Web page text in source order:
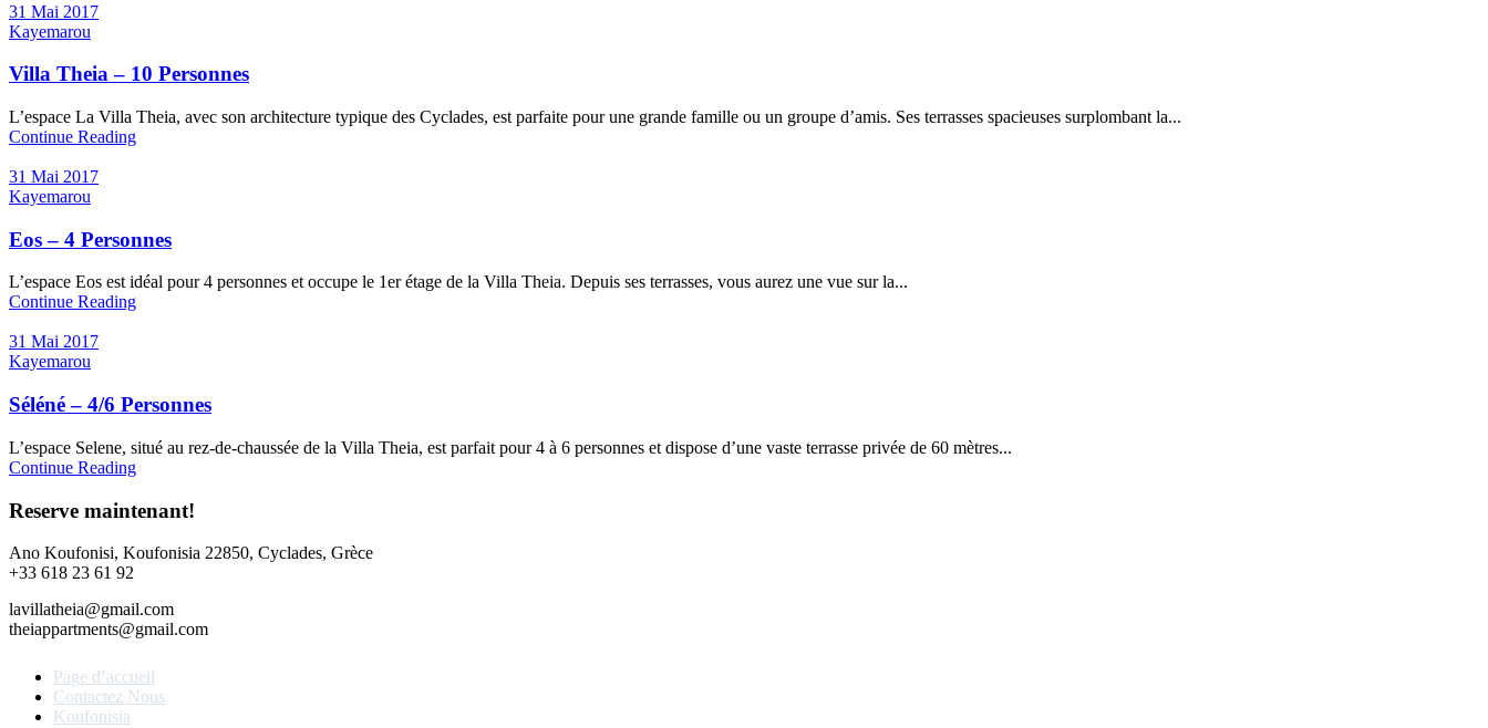
31 Mai 2017
Kayemarou
Villa Theia – 10 Personnes
L’espace La Villa Theia, avec son architecture typique des Cyclades, est parfaite pour une grande famille ou un groupe d’amis. Ses terrasses spacieuses surplombant la...
Continue Reading
31 Mai 2017
Kayemarou
Eos – 4 Personnes
L’espace Eos est idéal pour 4 personnes et occupe le 1er étage de la Villa Theia. Depuis ses terrasses, vous aurez une vue sur la...
Continue Reading
31 Mai 2017
Kayemarou
Séléné – 4/6 Personnes
L’espace Selene, situé au rez-de-chaussée de la Villa Theia, est parfait pour 4 à 6 personnes et dispose d’une vaste terrasse privée de 60 mètres...
Continue Reading
Reserve maintenant!
Ano Koufonisi, Koufonisia 22850, Cyclades, Grèce
+33 618 23 61 92
lavillatheia@gmail.com
theiappartments@gmail.com
Page d’accueil
Contactez Nous
Koufonisia